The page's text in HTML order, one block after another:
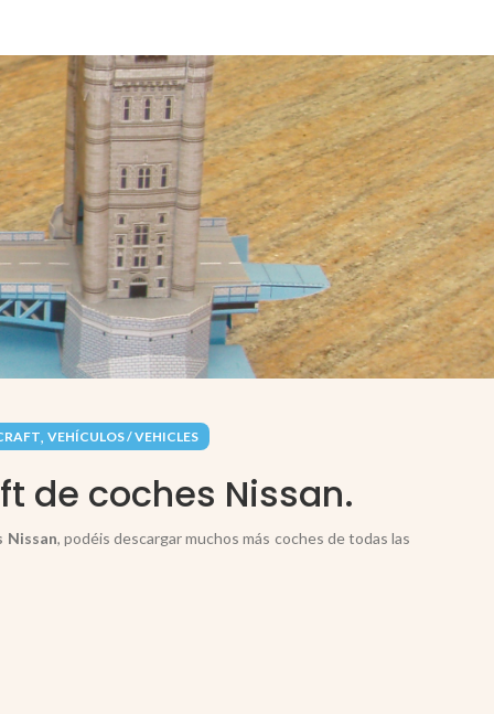
,VEHÍCULOS / VEHICLES
de coches Nissan.
Nissan, podéis descargar muchos más coches de todas las